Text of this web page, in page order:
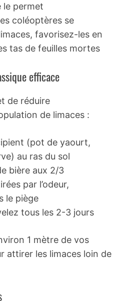
le permet
coléoptères se
favorisez-les en
tas de feuilles mortes
efficace
de réduire
de limaces :
(pot de yaourt,
au ras du sol
bière aux 2/3
par l’odeur,
le piège
tous les 2-3 jours
1 mètre de vos
attirer les limaces loin de